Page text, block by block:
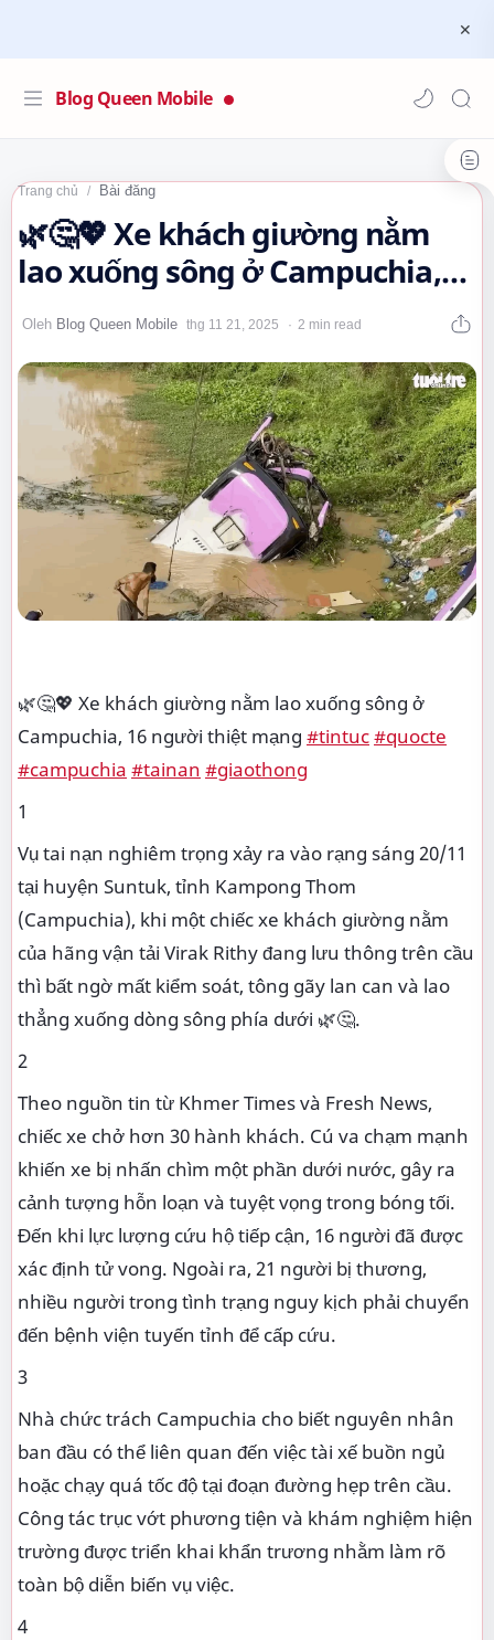
Blog Queen Mobile
Trang chủ Bài đăng
🌿🤔💖 Xe khách giường nằm
lao xuống sông ở Campuchia,
16 người thiệt mạng #tintuc
#quocte…
2 min read
🌿🤔💖 Xe khách giường nằm lao xuống sông ở
Campuchia, 16 người thiệt mạng #tintuc#quocte
#campuchia #tainan #giaothong
1
Vụ tai nạn nghiêm trọng xảy ra vào rạng sáng 20/11
tại huyện Suntuk, tỉnh Kampong Thom
(Campuchia), khi một chiếc xe khách giường nằm
của hãng vận tải Virak Rithy đang lưu thông trên cầu
thì bất ngờ mất kiểm soát, tông gãy lan can và lao
thẳng xuống dòng sông phía dưới 🌿🤔.
2
Theo nguồn tin từ Khmer Times và Fresh News,
chiếc xe chở hơn 30 hành khách. Cú va chạm mạnh
khiến xe bị nhấn chìm một phần dưới nước, gây ra
cảnh tượng hỗn loạn và tuyệt vọng trong bóng tối.
Đến khi lực lượng cứu hộ tiếp cận, 16 người đã được
xác định tử vong. Ngoài ra, 21 người bị thương,
nhiều người trong tình trạng nguy kịch phải chuyển
đến bệnh viện tuyến tỉnh để cấp cứu.
3
Nhà chức trách Campuchia cho biết nguyên nhân
ban đầu có thể liên quan đến việc tài xế buồn ngủ
hoặc chạy quá tốc độ tại đoạn đường hẹp trên cầu.
Công tác trục vớt phương tiện và khám nghiệm hiện
trường được triển khai khẩn trương nhằm làm rõ
toàn bộ diễn biến vụ việc.
4